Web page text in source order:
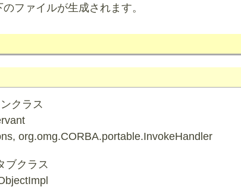
ファイルが生成されます。
クラス
org.omg.CORBA.portable.InvokeHandler
ブクラス